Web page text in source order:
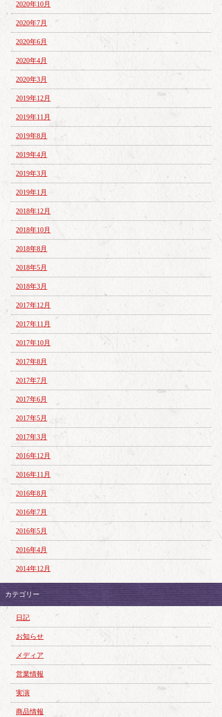
2020年10月
2020年7月
2020年6月
2020年4月
2020年3月
2019年12月
2019年11月
2019年8月
2019年4月
2019年3月
2019年1月
2018年12月
2018年10月
2018年8月
2018年5月
2018年3月
2017年12月
2017年11月
2017年10月
2017年8月
2017年7月
2017年6月
2017年5月
2017年3月
2016年12月
2016年11月
2016年8月
2016年7月
2016年5月
2016年4月
2014年12月
カテゴリー
日記
お知らせ
メディア
営業情報
実演
商品情報